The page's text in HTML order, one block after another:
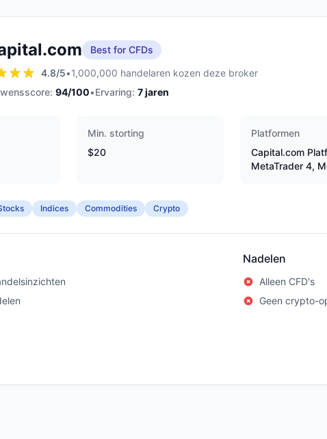
Best for CFDs
4.8/5•1,000,000 handelaren kozen deze broker
94/100•Ervaring: 7jaren
Min. storting
$20
Platformen
Capital.com
MetaTrader 4,
Indices Commodities Crypto
Nadelen
Alleen CFD's
Geen crypto-